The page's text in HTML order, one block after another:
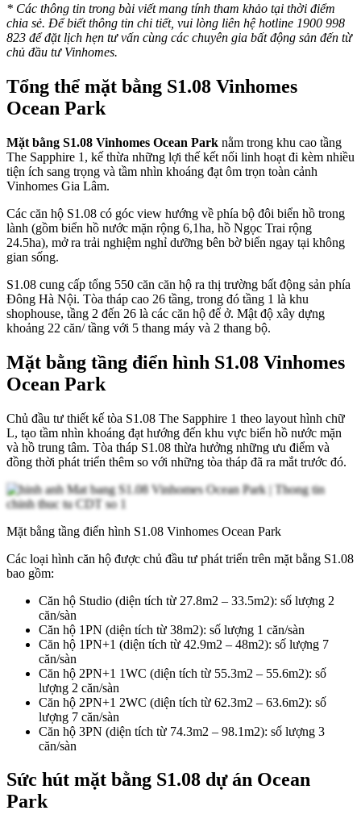
* Các thông tin trong bài viết mang tính tham khảo tại thời điểm
chia sẻ. Để biết thông tin chi tiết, vui lòng liên hệ hotline 1900 998
823 để đặt lịch hẹn tư vấn cùng các chuyên gia bất động sản đến từ
chủ đầu tư Vinhomes.
Tổng thể mặt bằng S1.08 Vinhomes
Ocean Park
Mặt bằng S1.08 Vinhomes Ocean Park nằm trong khu cao tầng
The Sapphire 1, kế thừa những lợi thế kết nối linh hoạt đi kèm nhiều
tiện ích sang trọng và tầm nhìn khoáng đạt ôm trọn toàn cảnh
Vinhomes Gia Lâm.
Các căn hộ S1.08 có góc view hướng về phía bộ đôi biển hồ trong
lành (gồm biển hồ nước mặn rộng 6,1ha, hồ Ngọc Trai rộng
24.5ha), mở ra trải nghiệm nghỉ dưỡng bên bờ biển ngay tại không
gian sống.
S1.08 cung cấp tổng 550 căn căn hộ ra thị trường bất động sản phía
Đông Hà Nội. Tòa tháp cao 26 tầng, trong đó tầng 1 là khu
shophouse, tầng 2 đến 26 là các căn hộ để ở. Mật độ xây dựng
khoảng 22 căn/ tầng với 5 thang máy và 2 thang bộ.
Mặt bằng tầng điển hình S1.08 Vinhomes
Ocean Park
Chủ đầu tư thiết kế tòa S1.08 The Sapphire 1 theo layout hình chữ
L, tạo tầm nhìn khoáng đạt hướng đến khu vực biển hồ nước mặn
và hồ trung tâm. Tòa tháp S1.08 thừa hưởng những ưu điểm và
đồng thời phát triển thêm so với những tòa tháp đã ra mắt trước đó.
Mặt bằng tầng điển hình S1.08 Vinhomes Ocean Park
Các loại hình căn hộ được chủ đầu tư phát triển trên mặt bằng S1.08
bao gồm:
Căn hộ Studio (diện tích từ 27.8m2 – 33.5m2): số lượng 2
căn/sàn
Căn hộ 1PN (diện tích từ 38m2): số lượng 1 căn/sàn
Căn hộ 1PN+1 (diện tích từ 42.9m2 – 48m2): số lượng 7
căn/sàn
Căn hộ 2PN+1 1WC (diện tích từ 55.3m2 – 55.6m2): số
lượng 2 căn/sàn
Căn hộ 2PN+1 2WC (diện tích từ 62.3m2 – 63.6m2): số
lượng 7 căn/sàn
Căn hộ 3PN (diện tích từ 74.3m2 – 98.1m2): số lượng 3
căn/sàn
Sức hút mặt bằng S1.08 dự án Ocean
Park